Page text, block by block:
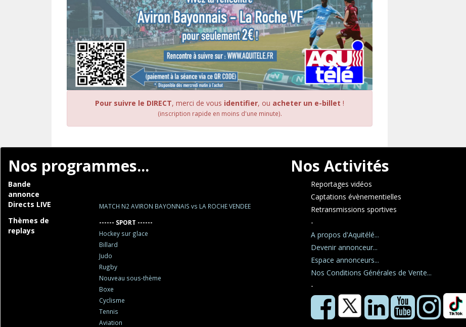
Pour suivre le DIRECT, merci de vous identifier, ou acheter un e-billet !
(inscription rapide en moins d'une minute).
Nos programmes...
Bande
annonce
Directs LIVE
MATCH N2 AVIRON BAYONNAIS vs LA ROCHE VENDEE
Thèmes de
replays
------ SPORT ------
Hockey sur glace
Billard
Judo
Rugby
Nouveau sous-thème
Boxe
Cyclisme
Tennis
Aviation
Nos Activités
Reportages vidéos
Captations évènementielles
Retransmissions sportives
-
A propos d'Aquitélé...
Devenir annonceur...
Espace annonceurs...
Nos Conditions Générales de Vente...
-